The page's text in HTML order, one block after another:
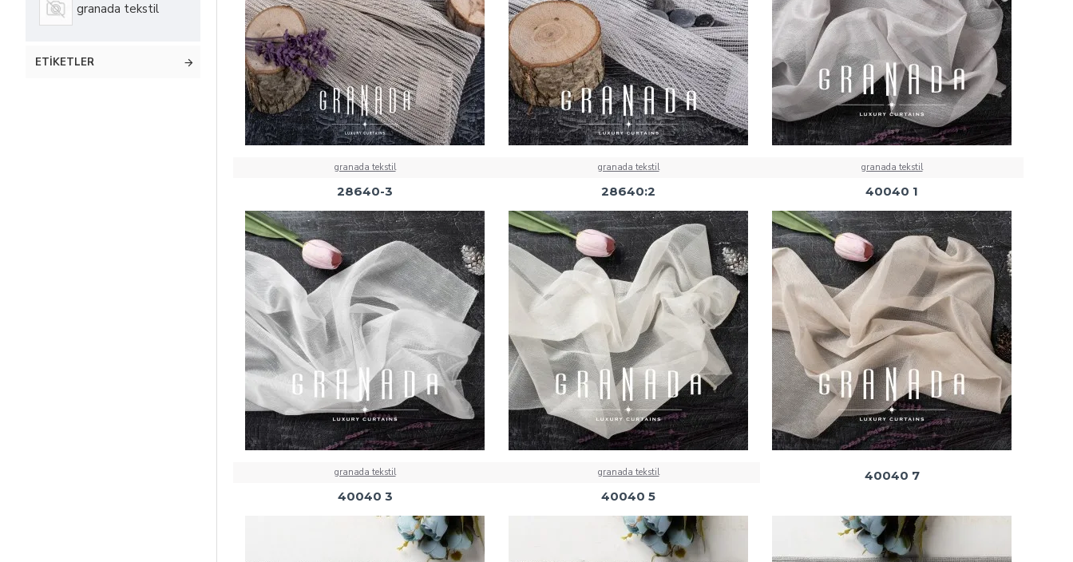
granada tekstil
ETIKETLER
granada tekstil
28640-3
granada tekstil
28640:2
granada tekstil
40040 1
granada tekstil
40040 3
granada tekstil
40040 5
40040 7